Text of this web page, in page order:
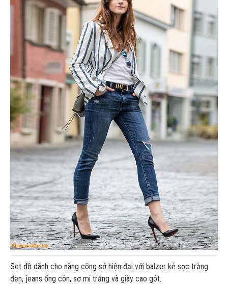
Set đồ dành cho nàng công sở hiện đại với balzer kẻ sọc trắng
đen, jeans ống côn, sơ mi trắng và giày cao gót.